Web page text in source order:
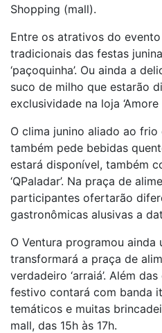
Shopping (mall).
Entre os atrativos do
tradicionais das festas
‘paçoquinha’. Ou ainda a
suco de milho que estarão
exclusividade na loja ‘Amore
O clima junino aliado ao
também pede bebidas
estará disponível, também
‘QPaladar’. Na praça de
participantes ofertarão
gastronômicas alusivas a
O Ventura programou
transformará a praça de
verdadeiro ‘arraiá’. Além
festivo contará com banda
temáticos e muitas
mall, das 15h às 17h.